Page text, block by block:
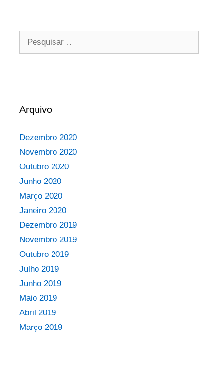
Arquivo
Dezembro 2020
Novembro 2020
Outubro 2020
Junho 2020
Março 2020
Janeiro 2020
Dezembro 2019
Novembro 2019
Outubro 2019
Julho 2019
Junho 2019
Maio 2019
Abril 2019
Março 2019